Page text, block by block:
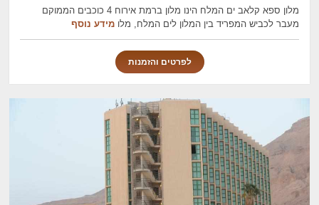
מלון ספא קלאב ים המלח הינו מלון ברמת אירוח 4 כוכבים הממוקם
מעבר לכביש המפריד בין המלון לים המלח, מלומידע נוסף
לפרטים והזמנות